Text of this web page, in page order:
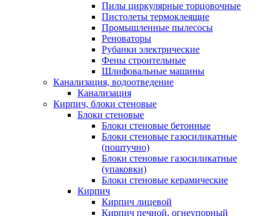
Пилы циркулярные торцовочные
Пистолеты термоклеящие
Промышленные пылесосы
Реноваторы
Рубанки электрические
Фены строительные
Шлифовальные машины
Канализация, водоотведение
Канализация
Кирпич, блоки стеновые
Блоки стеновые
Блоки стеновые бетонные
Блоки стеновые газосиликатные
(поштучно)
Блоки стеновые газосиликатные
(упаковки)
Блоки стеновые керамические
Кирпич
Кирпич лицевой
Кирпич печной, огнеупорный